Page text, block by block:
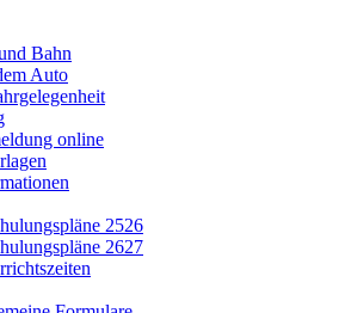
Bahn
Auto
online
2526
2627